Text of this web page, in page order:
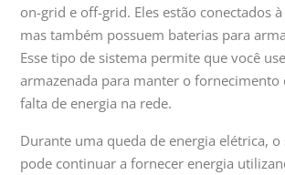
on-grid e off-grid. Eles estão conectados
mas também possuem baterias para
Esse tipo de sistema permite que você
armazenada para manter o fornecimento
falta de energia na rede.
Durante uma queda de energia elétrica,
pode continuar a fornecer energia